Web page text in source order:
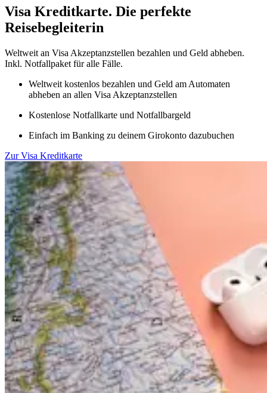
Visa Kreditkarte. Die perfekte
Reisebegleiterin
Weltweit an Visa Akzeptanzstellen bezahlen und Geld abheben.
Inkl. Notfallpaket für alle Fälle.
Weltweit kostenlos bezahlen und Geld am Automaten
abheben an allen Visa Akzeptanzstellen
Kostenlose Notfallkarte und Notfallbargeld
Einfach im Banking zu deinem Girokonto dazubuchen
Zur Visa Kreditkarte